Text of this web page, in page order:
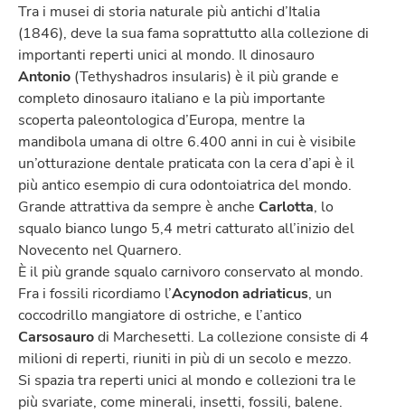
Tra i musei di storia naturale più antichi d’Italia
(1846), deve la sua fama soprattutto alla collezione di
importanti reperti unici al mondo. Il dinosauro
Antonio (Tethyshadros insularis) è il più grande e
completo dinosauro italiano e la più importante
scoperta paleontologica d’Europa, mentre la
mandibola umana di oltre 6.400 anni in cui è visibile
un’otturazione dentale praticata con la cera d’api è il
più antico esempio di cura odontoiatrica del mondo.
Grande attrattiva da sempre è anche Carlotta, lo
squalo bianco lungo 5,4 metri catturato all’inizio del
Novecento nel Quarnero.
È il più grande squalo carnivoro conservato al mondo.
Fra i fossili ricordiamo l’Acynodon adriaticus, un
coccodrillo mangiatore di ostriche, e l’antico
Carsosaurodi Marchesetti. La collezione consiste di 4
milioni di reperti, riuniti in più di un secolo e mezzo.
Si spazia tra reperti unici al mondo e collezioni tra le
più svariate, come minerali, insetti, fossili, balene.